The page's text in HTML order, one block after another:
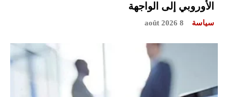
الأوروبي إلى الواجهة
سياسة 8 août 2026